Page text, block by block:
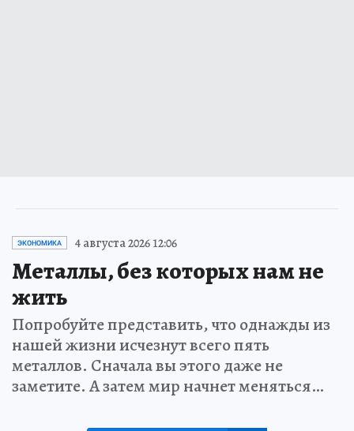
ЭКОНОМИКА 4 августа 2026 12:06
Металлы, без которых нам не
жить
Попробуйте представить, что однажды из
нашей жизни исчезнут всего пять
металлов. Сначала вы этого даже не
заметите. А затем мир начнет меняться…